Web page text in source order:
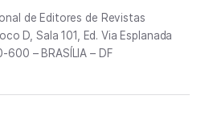
de Editores de Revistas
D, Sala 101, Ed. Via Esplanada
600 – BRASÍLIA – DF